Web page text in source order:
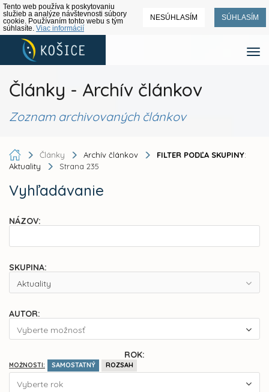
Tento web používa k poskytovaniu
služieb a analýze návštevnosti súbory
cookie. Používaním tohto webu s tým
súhlasíte. Viac informácií
NESÚHLASÍM SÚHLASÍM
Články - Archív článkov
Zoznam archivovaných článkov
Články Archív článkov FILTER PODĽA SKUPINY:
Aktuality
Strana 235
Vyhľadávanie
NÁZOV:
SKUPINA:
Aktuality
AUTOR:
Vyberte možnosť
ROK:
MOŽNOSTI: SAMOSTATNÝ ROZSAH
Vyberte rok